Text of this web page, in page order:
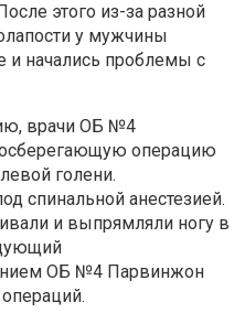
этого из-за разной
у мужчины
и начались проблемы с
врачи ОБ №4
операцию
голени.
спинальной анестезией.
и выпрямляли ногу в
ОБ №4 Парвинжон